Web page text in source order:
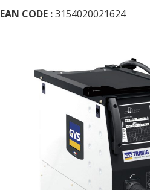
EAN CODE :3154020021624